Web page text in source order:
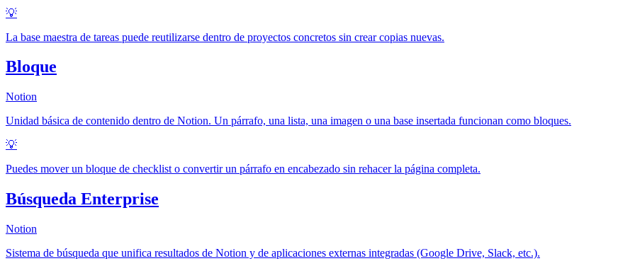
💡
La base maestra de tareas puede reutilizarse dentro de proyectos concretos sin crear copias nuevas.
Bloque
Notion
Unidad básica de contenido dentro de Notion. Un párrafo, una lista, una imagen o una base insertada funcionan como bloques.
💡
Puedes mover un bloque de checklist o convertir un párrafo en encabezado sin rehacer la página completa.
Búsqueda Enterprise
Notion
Sistema de búsqueda que unifica resultados de Notion y de aplicaciones externas integradas (Google Drive, Slack, etc.).